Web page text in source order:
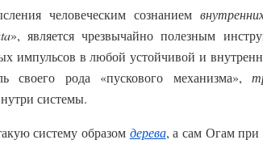
человеческим сознанием
», является чрезвычайно полезным
импульсов в любой устойчивой и
своего рода «пускового механизма»,
системы.
систему образом дерева, а сам Огам при